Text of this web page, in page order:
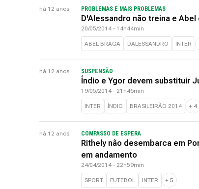
há 12 anos PROBLEMAS E MAIS PROBLEMAS
D'Alessandro não treina e
20/05/2014 - 14h44min
ABEL BRAGA DALESSANDRO INTER
há 12 anos SUSPENSÃO
Índio e Ygor devem substituir
19/05/2014 - 21h46min
INTER ÍNDIO BRASILEIRÃO 2014 + 4
há 12 anos COMPASSO DE ESPERA
Rithely não desembarca em
em andamento
24/04/2014 - 22h59min
SPORT FUTEBOL INTER + 5